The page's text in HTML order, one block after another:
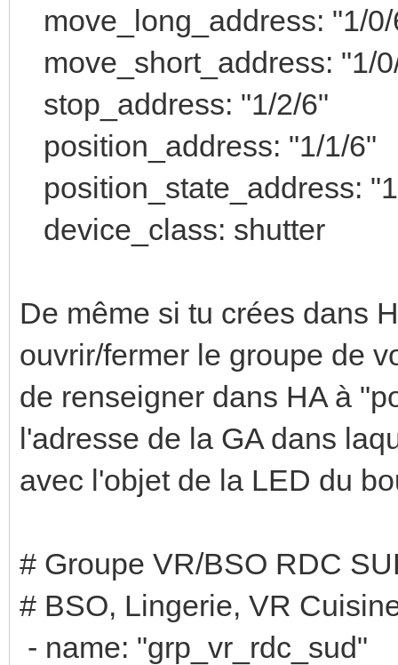
move_long_address: "1/
move_short_address: "1/
stop_address: "1/2/6"
position_address: "1/1/6"
position_state_address:
device_class: shutter
De même si tu crées dans
ouvrir/fermer le groupe de
de renseigner dans HA à
l'adresse de la GA dans
avec l'objet de la LED du
# Groupe VR/BSO RDC
# BSO, Lingerie, VR
- name: "grp_vr_rdc_sud"